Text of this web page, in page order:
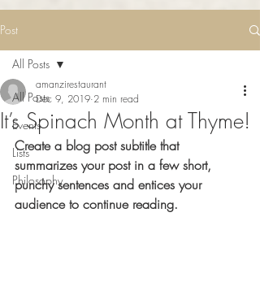
Post
All Posts
Events
Lists
Philosophy
All Posts
It’s Spinach Month at Thyme!
amanzirestaurant
Dec 9, 2019 2 min read
Create a blog post subtitle that
summarizes your post in a few short,
punchy sentences and entices your
audience to continue reading.